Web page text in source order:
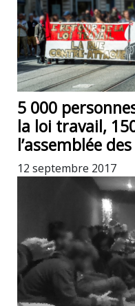
5 000
la loi travail,
l’assemblée
12 septembre 2017